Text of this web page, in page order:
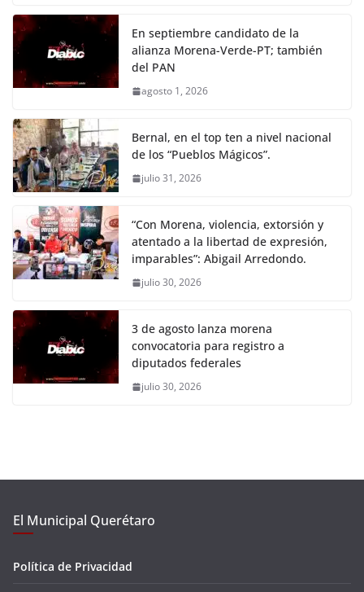
En septiembre candidato de la
alianza Morena-Verde-PT; también
del PAN
agosto 1, 2026
Bernal, en el top ten a nivel nacional
de los “Pueblos Mágicos”.
julio 31, 2026
“Con Morena, violencia, extorsión y
atentado a la libertad de expresión,
imparables”: Abigail Arredondo.
julio 30, 2026
3 de agosto lanza morena
convocatoria para registro a
diputados federales
julio 30, 2026
El Municipal Querétaro
Política de Privacidad